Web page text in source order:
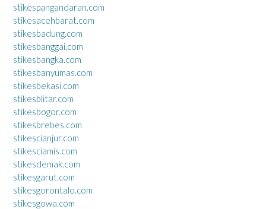
stikespangandaran.com
stikesacehbarat.com
stikesbadung.com
stikesbanggai.com
stikesbangka.com
stikesbanyumas.com
stikesbekasi.com
stikesblitar.com
stikesbogor.com
stikesbrebes.com
stikescianjur.com
stikesciamis.com
stikesdemak.com
stikesgarut.com
stikesgorontalo.com
stikesgowa.com